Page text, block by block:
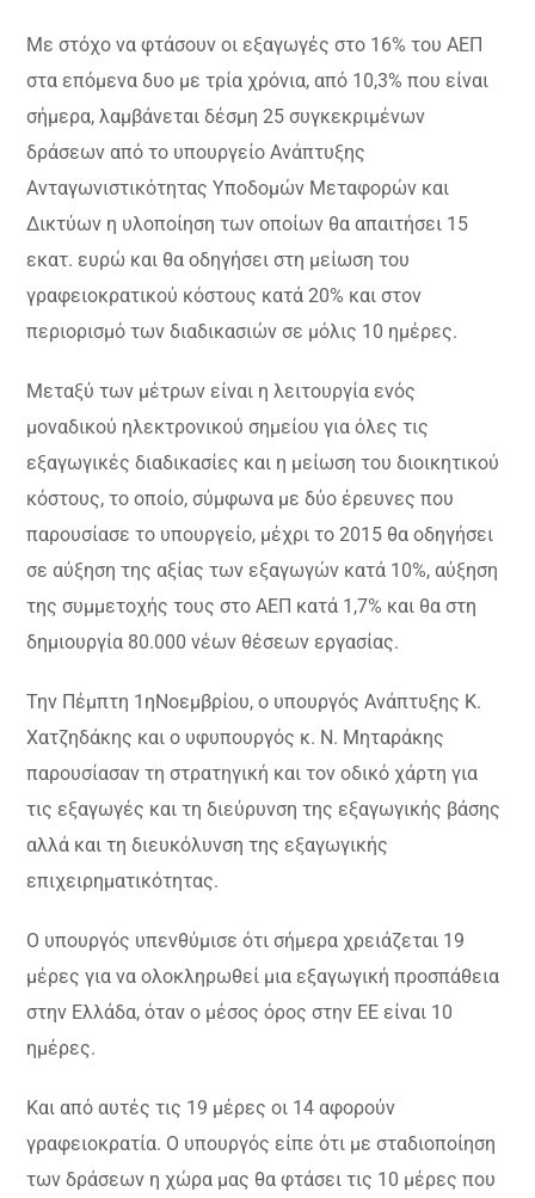
Με στόχο να φτάσουν οι εξαγωγές στο 16% του ΑΕΠ
στα επόμενα δυο με τρία χρόνια, από 10,3% που είναι
σήμερα, λαμβάνεται δέσμη 25 συγκεκριμένων
δράσεων από το υπουργείο Ανάπτυξης
Ανταγωνιστικότητας Υποδομών Μεταφορών και
Δικτύων η υλοποίηση των οποίων θα απαιτήσει 15
εκατ. ευρώ και θα οδηγήσει στη μείωση του
γραφειοκρατικού κόστους κατά 20% και στον
περιορισμό των διαδικασιών σε μόλις 10 ημέρες.
Μεταξύ των μέτρων είναι η λειτουργία ενός
μοναδικού ηλεκτρονικού σημείου για όλες τις
εξαγωγικές διαδικασίες και η μείωση του διοικητικού
κόστους, το οποίο, σύμφωνα με δύο έρευνες που
παρουσίασε το υπουργείο, μέχρι το 2015 θα οδηγήσει
σε αύξηση της αξίας των εξαγωγών κατά 10%, αύξηση
της συμμετοχής τους στο ΑΕΠ κατά 1,7% και θα στη
δημιουργία 80.000 νέων θέσεων εργασίας.
Την Πέμπτη 1ηΝοεμβρίου, ο υπουργός Ανάπτυξης Κ.
Χατζηδάκης και ο υφυπουργός κ. Ν. Μηταράκης
παρουσίασαν τη στρατηγική και τον οδικό χάρτη για
τις εξαγωγές και τη διεύρυνση της εξαγωγικής βάσης
αλλά και τη διευκόλυνση της εξαγωγικής
επιχειρηματικότητας.
Ο υπουργός υπενθύμισε ότι σήμερα χρειάζεται 19
μέρες για να ολοκληρωθεί μια εξαγωγική προσπάθεια
στην Ελλάδα, όταν ο μέσος όρος στην ΕΕ είναι 10
ημέρες.
Και από αυτές τις 19 μέρες οι 14 αφορούν
γραφειοκρατία. Ο υπουργός είπε ότι με σταδιοποίηση
των δράσεων η χώρα μας θα φτάσει τις 10 μέρες που